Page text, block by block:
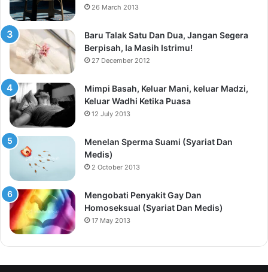
26 March 2013
Baru Talak Satu Dan Dua, Jangan Segera
Berpisah, Ia Masih Istrimu!
27 December 2012
Mimpi Basah, Keluar Mani, keluar Madzi,
Keluar Wadhi Ketika Puasa
12 July 2013
Menelan Sperma Suami (Syariat Dan
Medis)
2 October 2013
Mengobati Penyakit Gay Dan
Homoseksual (Syariat Dan Medis)
17 May 2013